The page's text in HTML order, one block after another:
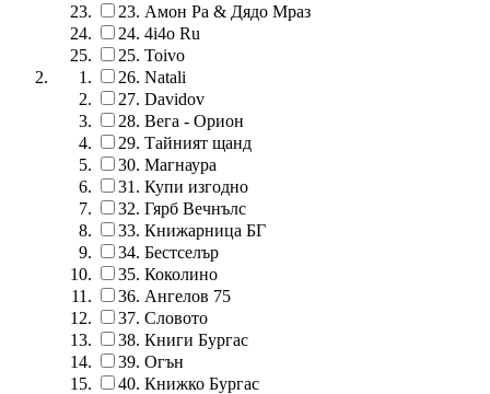
23. Амон Ра & Дядо Мраз
24. 4i4o Ru
25. Toivo
26. Natali
27. Davidov
28. Вега - Орион
29. Тайният щанд
30. Магнаура
31. Купи изгодно
32. Гярб Вечнълс
33. Книжарница БГ
34. Бестселър
35. Коколино
36. Ангелов 75
37. Словото
38. Книги Бургас
39. Огън
40. Книжко Бургас